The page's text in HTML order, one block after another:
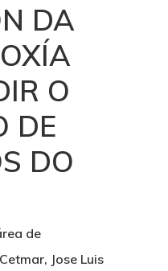
DA
O
DE
DO
de
Jose Luis